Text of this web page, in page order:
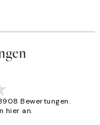
Bewertungen.
hier an.